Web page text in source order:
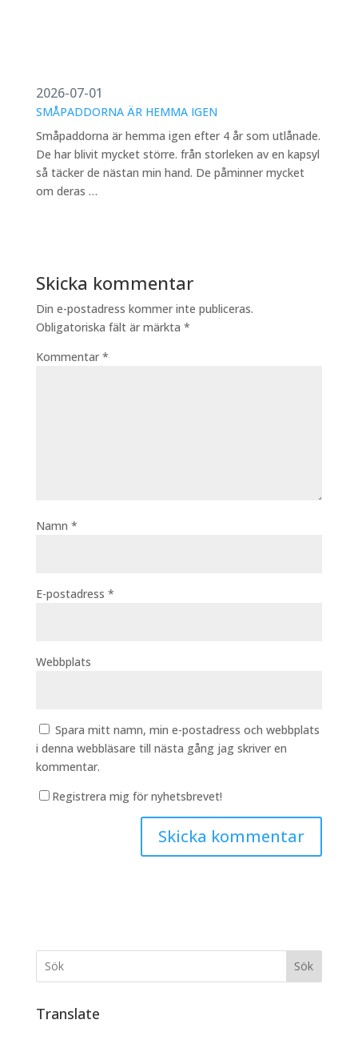
2026-07-01
SMÅPADDORNA ÄR HEMMA IGEN
Småpaddorna är hemma igen efter 4 år som utlånade.
De har blivit mycket större. från storleken av en kapsyl
så täcker de nästan min hand. De påminner mycket
om deras …
Skicka kommentar
Din e-postadress kommer inte publiceras.
Obligatoriska fält är märkta *
Kommentar *
Namn *
E-postadress *
Webbplats
Spara mitt namn, min e-postadress och webbplats
i denna webbläsare till nästa gång jag skriver en
kommentar.
Registrera mig för nyhetsbrevet!
Sök
Translate